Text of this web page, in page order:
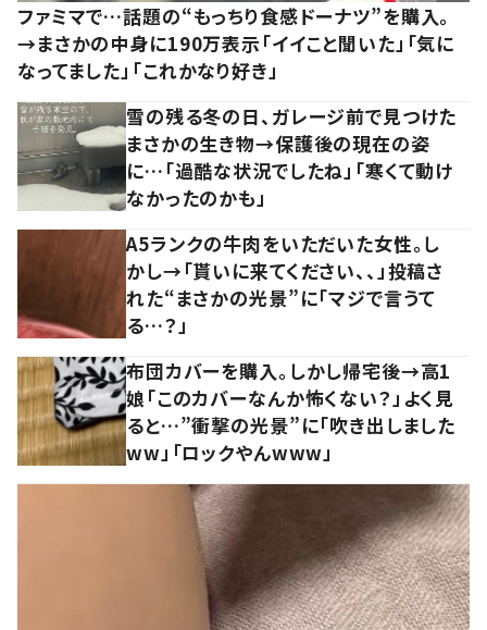
ファミマで…話題の“もっちり食感ドーナツ”を購入。
→まさかの中身に190万表示「イイこと聞いた」「気に
なってました」「これかなり好き」
雪の残る冬の日、ガレージ前で見つけた
まさかの生き物→保護後の現在の姿
に…「過酷な状況でしたね」「寒くて動け
なかったのかも」
A5ランクの牛肉をいただいた女性。し
かし→「貰いに来てください、、」投稿さ
れた“まさかの光景”に「マジで言うて
る…？」
布団カバーを購入。しかし帰宅後→高1
娘「このカバーなんか怖くない？」よく見
ると…”衝撃の光景”に「吹き出しました
ww」「ロックやんwww」